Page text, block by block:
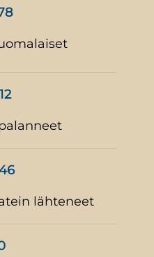
lähteneet